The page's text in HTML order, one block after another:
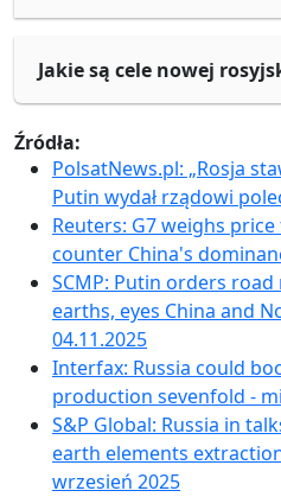
Jakie są cele nowej
Źródła:
PolsatNews.pl: „Rosja
Putin wydał rządowi
Reuters: G7 weighs
counter China's
SCMP: Putin orders
earths, eyes China and
04.11.2025
Interfax: Russia could
production sevenfold -
S&P Global: Russia in
earth elements
wrzesień 2025